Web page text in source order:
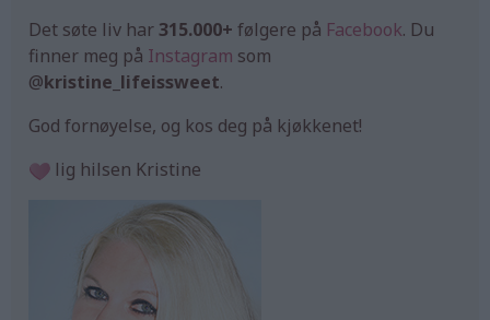
Det søte liv har315.000+ følgere på Facebook. Du
finner meg på Instagram som
@kristine_lifeissweet.
God fornøyelse, og kos deg på kjøkkenet!
lig hilsen Kristine